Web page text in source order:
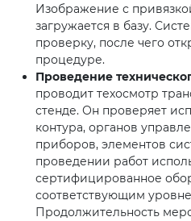
Изображение с
загружается в базу.
проверку, после чего
процедуре.
Проведение
проводит техосмотр
стенде. Он проверяет
контура, органов
приборов, элементов
проведении работ
сертифицированное
соответствующим
Продолжительность